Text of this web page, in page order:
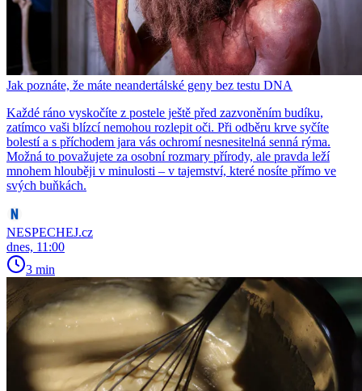
Jak poznáte, že máte neandertálské geny bez testu DNA
Každé ráno vyskočíte z postele ještě před zazvoněním budíku,
zatímco vaši blízcí nemohou rozlepit oči. Při odběru krve syčíte
bolestí a s příchodem jara vás ochromí nesnesitelná senná rýma.
Možná to považujete za osobní rozmary přírody, ale pravda leží
mnohem hlouběji v minulosti – v tajemství, které nosíte přímo ve
svých buňkách.
NESPECHEJ.cz
dnes, 11:00
3 min